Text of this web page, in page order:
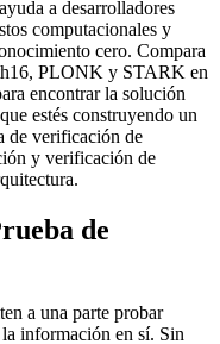
a desarrolladores
computacionales y
cero. Compara
PLONK y STARK en
encontrar la solución
estés construyendo un
de verificación de
y verificación de
de
a una parte probar
información en sí. Sin